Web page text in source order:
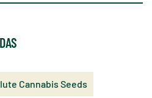
Cannabis Seeds